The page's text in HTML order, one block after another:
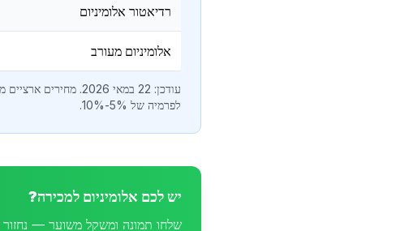
רדיאטור אלומיניום
אלומיניום מעורב
לפרמיה של 5%-10%.
יש לכם אלומיניום למכירה?
שלחו תמונה ומשקל משוער — נחזור עם